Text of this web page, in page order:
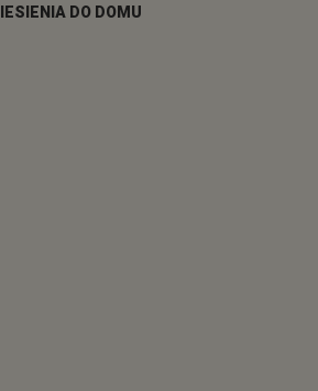
DO DOMU